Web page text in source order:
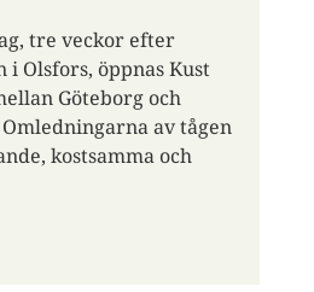
tre veckor efter
Olsfors, öppnas Kust
Göteborg och
av tågen
kostsamma och